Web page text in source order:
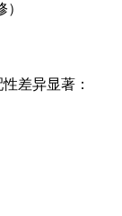
差异显著：